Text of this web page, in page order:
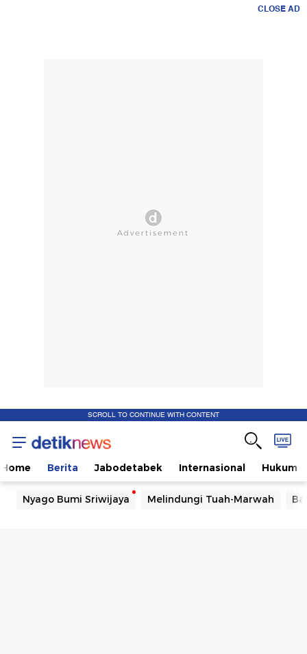
CLOSE AD
SCROLL TO CONTINUE WITH CONTENT
Home Berita Jabodetabek Internasional Hukum
Nyago Bumi Sriwijaya Melindungi Tuah-Marwah